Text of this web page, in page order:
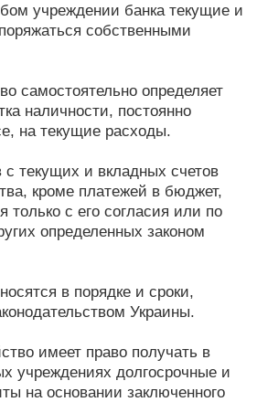
учреждении банка текущие и
собственными
самостоятельно определяет
наличности, постоянно
на текущие расходы.
текущих и вкладных счетов
кроме платежей в бюджет,
только с его согласия или по
определенных законом
в порядке и сроки,
Украины.
имеет право получать в
учреждениях долгосрочные и
на основании заключенного